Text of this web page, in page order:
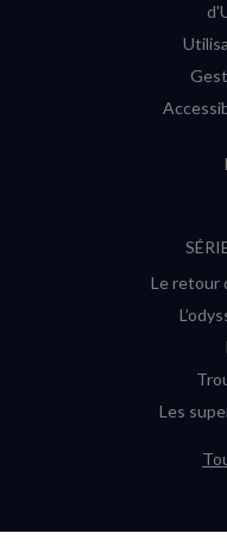
Le retour
Les